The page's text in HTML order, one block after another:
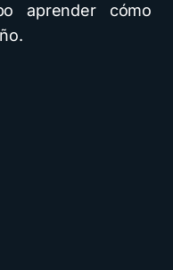
aprender cómo